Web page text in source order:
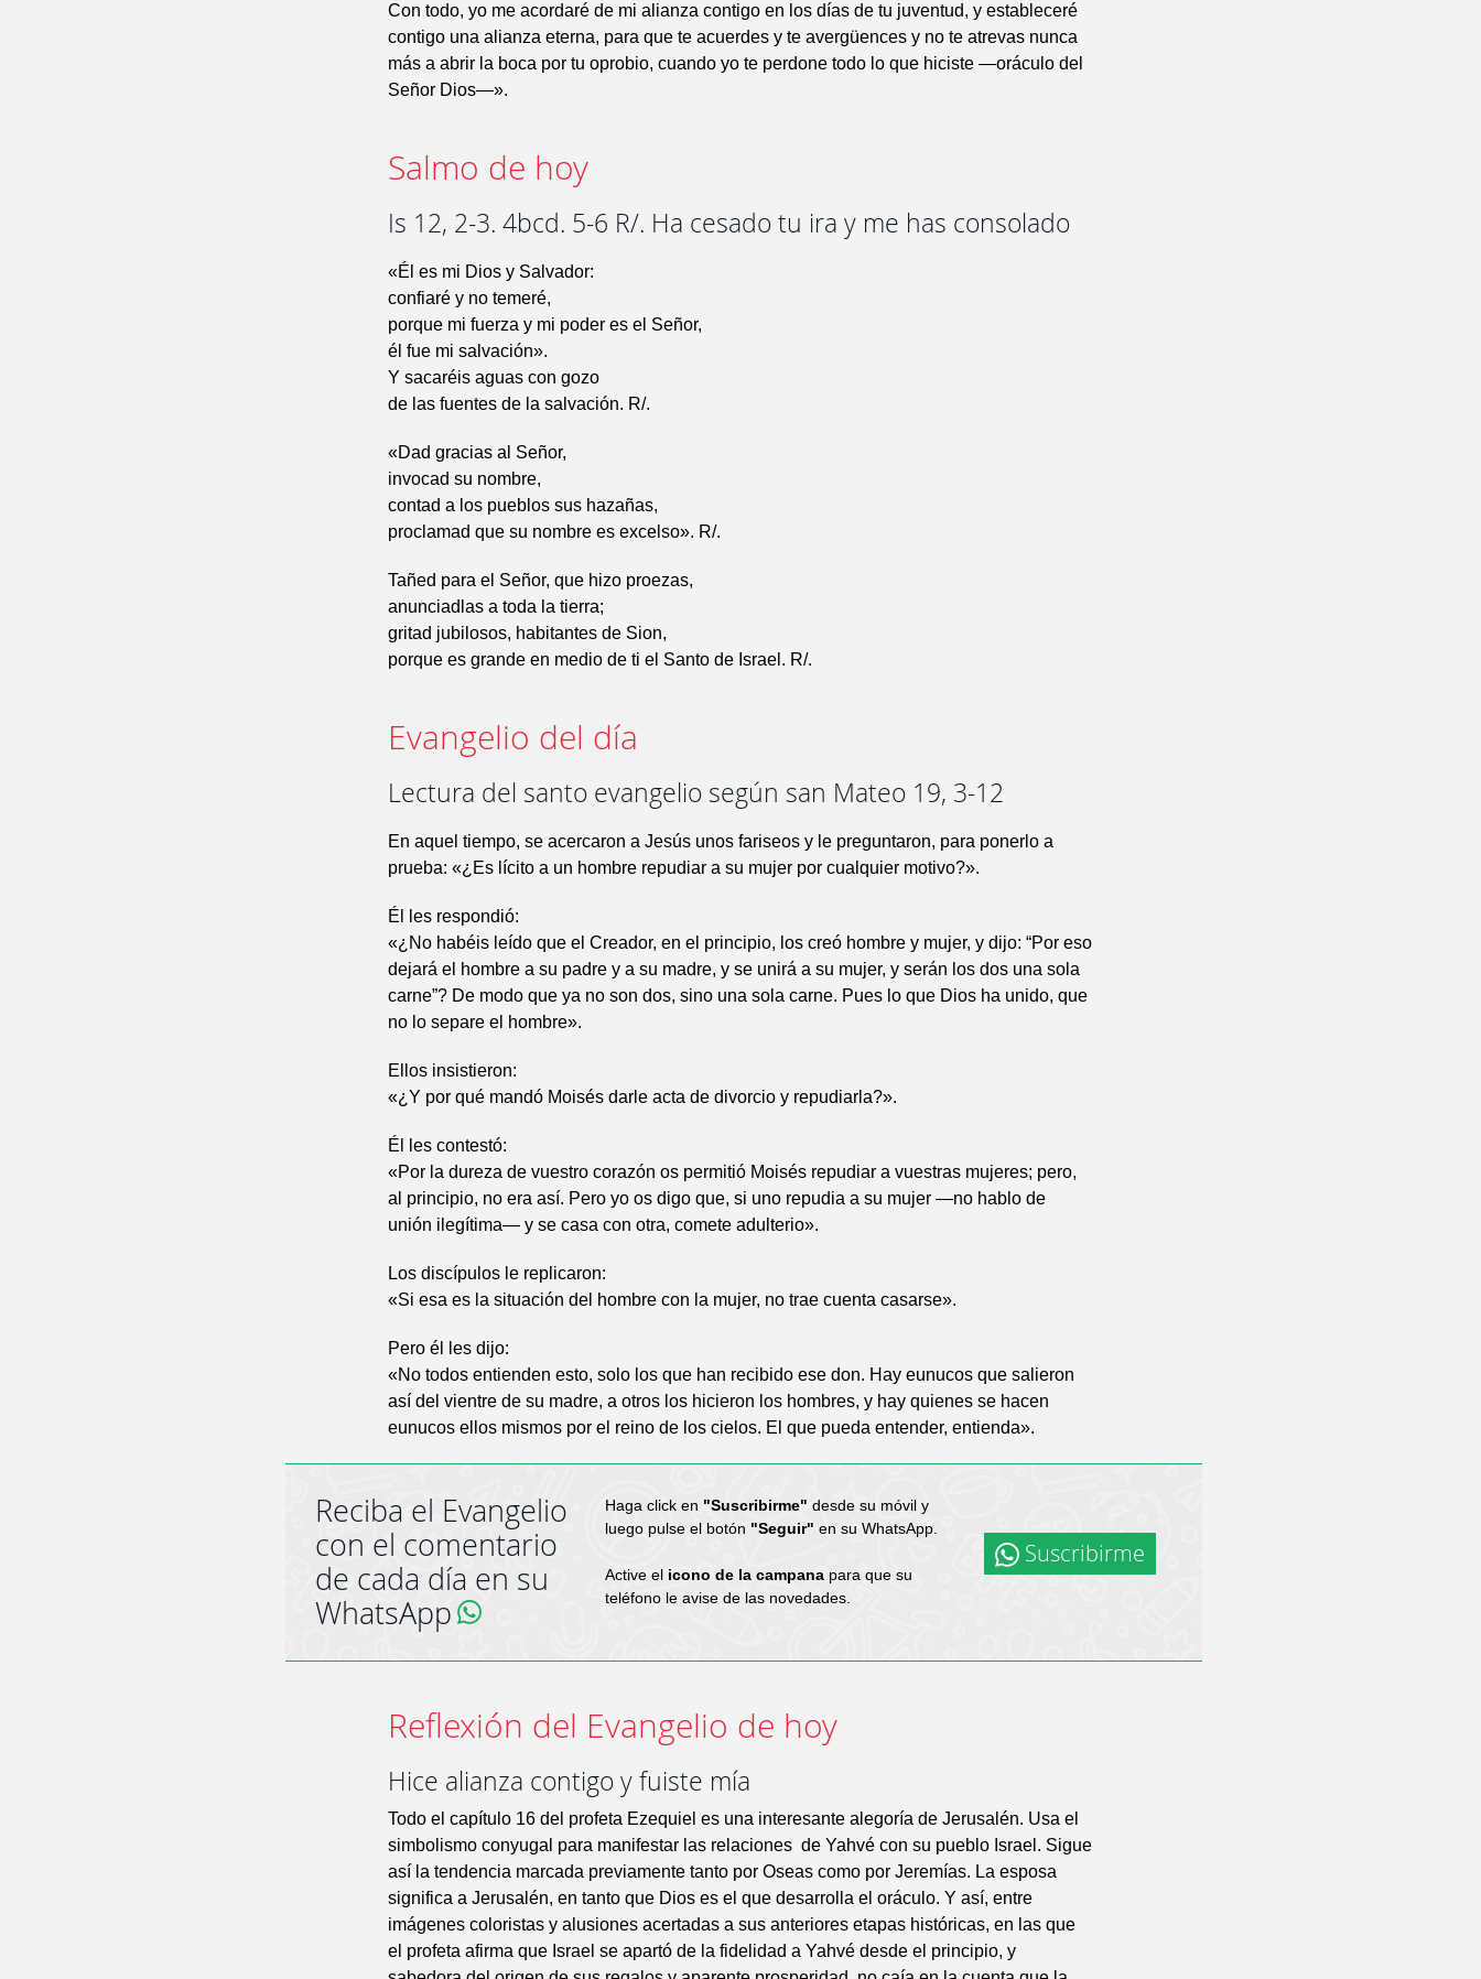
Con todo, yo me acordaré de mi alianza contigo en los días de tu juventud, y estableceré
contigo una alianza eterna, para que te acuerdes y te avergüences y no te atrevas nunca
más a abrir la boca por tu oprobio, cuando yo te perdone todo lo que hiciste —oráculo del
Señor Dios—».
Salmo de hoy
Is 12, 2-3. 4bcd. 5-6 R/. Ha cesado tu ira y me has consolado
«Él es mi Dios y Salvador:
confiaré y no temeré,
porque mi fuerza y mi poder es el Señor,
él fue mi salvación».
Y sacaréis aguas con gozo
de las fuentes de la salvación. R/.
«Dad gracias al Señor,
invocad su nombre,
contad a los pueblos sus hazañas,
proclamad que su nombre es excelso». R/.
Tañed para el Señor, que hizo proezas,
anunciadlas a toda la tierra;
gritad jubilosos, habitantes de Sion,
porque es grande en medio de ti el Santo de Israel. R/.
Evangelio del día
Lectura del santo evangelio según san Mateo 19, 3-12
En aquel tiempo, se acercaron a Jesús unos fariseos y le preguntaron, para ponerlo a
prueba: «¿Es lícito a un hombre repudiar a su mujer por cualquier motivo?».
Él les respondió:
«¿No habéis leído que el Creador, en el principio, los creó hombre y mujer, y dijo: “Por eso
dejará el hombre a su padre y a su madre, y se unirá a su mujer, y serán los dos una sola
carne”? De modo que ya no son dos, sino una sola carne. Pues lo que Dios ha unido, que
no lo separe el hombre».
Ellos insistieron:
«¿Y por qué mandó Moisés darle acta de divorcio y repudiarla?».
Él les contestó:
«Por la dureza de vuestro corazón os permitió Moisés repudiar a vuestras mujeres; pero,
al principio, no era así. Pero yo os digo que, si uno repudia a su mujer —no hablo de
unión ilegítima— y se casa con otra, comete adulterio».
Los discípulos le replicaron:
«Si esa es la situación del hombre con la mujer, no trae cuenta casarse».
Pero él les dijo:
«No todos entienden esto, solo los que han recibido ese don. Hay eunucos que salieron
así del vientre de su madre, a otros los hicieron los hombres, y hay quienes se hacen
eunucos ellos mismos por el reino de los cielos. El que pueda entender, entienda».
Reciba el Evangelio
con el comentario
de cada día en su
WhatsApp
Haga click en "Suscribirme" desde su móvil y
luego pulse el botón "Seguir" en su WhatsApp.
Active el icono de la campanapara que su
teléfono le avise de las novedades.
Suscribirme
Reflexión del Evangelio de hoy
Hice alianza contigo y fuiste mía
Todo el capítulo 16 del profeta Ezequiel es una interesante alegoría de Jerusalén. Usa el
simbolismo conyugal para manifestar las relaciones de Yahvé con su pueblo Israel. Sigue
así la tendencia marcada previamente tanto por Oseas como por Jeremías. La esposa
significa a Jerusalén, en tanto que Dios es el que desarrolla el oráculo. Y así, entre
imágenes coloristas y alusiones acertadas a sus anteriores etapas históricas, en las que
el profeta afirma que Israel se apartó de la fidelidad a Yahvé desde el principio, y